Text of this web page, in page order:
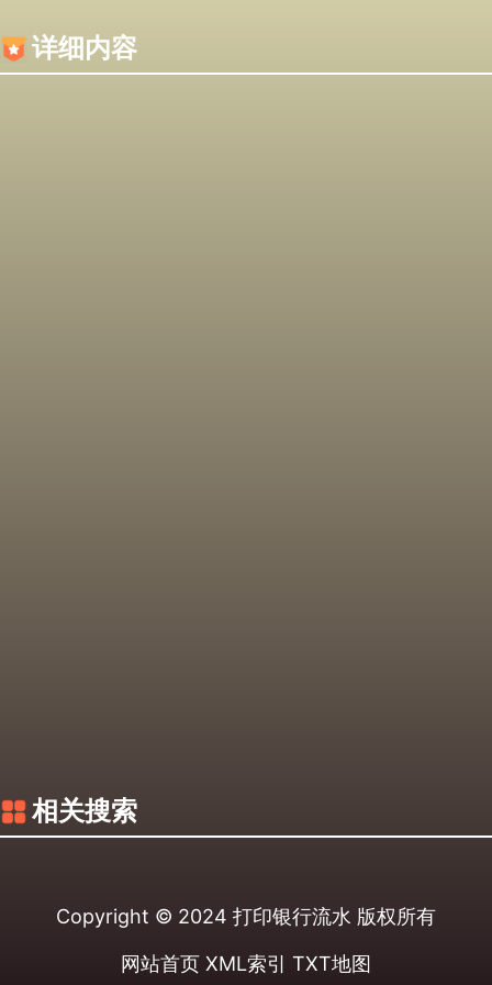
详细内容
相关搜索
Copyright © 2024 打印银行流水 版权所有
网站首页 XML索引 TXT地图